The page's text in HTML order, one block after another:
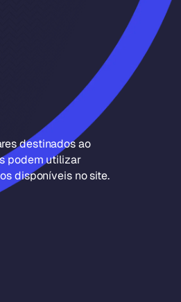
destinados ao
podem utilizar
disponíveis no site.